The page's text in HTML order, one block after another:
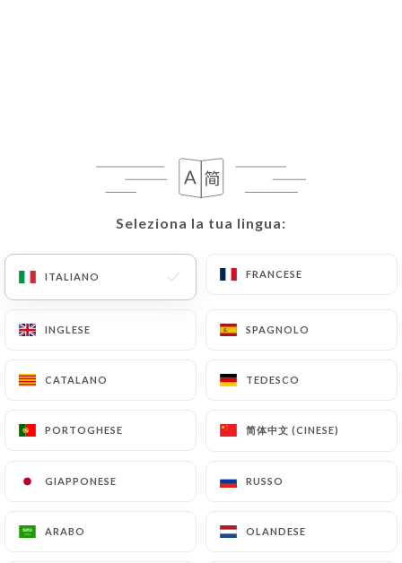
Seleziona la tua lingua:
ITALIANO FRANCESE
INGLESE SPAGNOLO
CATALANO TEDESCO
PORTOGHESE 简体中文 (CINESE)
GIAPPONESE RUSSO
ARABO OLANDESE
Seleziona la tua lingua:
ITALIANO FRANCESE
INGLESE SPAGNOLO
CATALANO TEDESCO
PORTOGHESE 简体中文 (CINESE)
GIAPPONESE RUSSO
ARABO OLANDESE